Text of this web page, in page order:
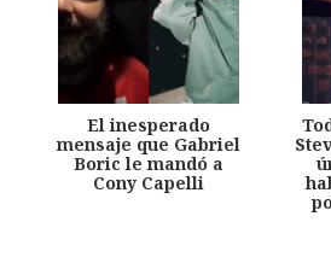
El inesperado
mensaje que Gabriel
Boric le mandó a
Cony Capelli